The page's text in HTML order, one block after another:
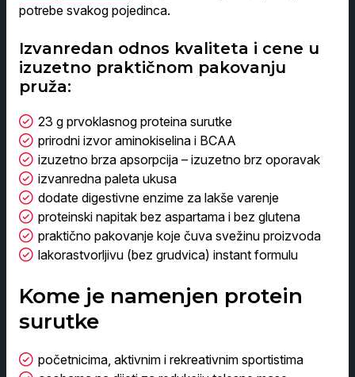
potrebe svakog pojedinca.
Izvanredan odnos kvaliteta i cene u
izuzetno praktičnom pakovanju
pruža:
23 g prvoklasnog proteina surutke
prirodni izvor aminokiselina i BCAA
izuzetno brza apsorpcija – izuzetno brz oporavak
izvanredna paleta ukusa
dodate digestivne enzime za lakše varenje
proteinski napitak bez aspartama i bez glutena
praktično pakovanje koje čuva svežinu proizvoda
lakorastvorljivu (bez grudvica) instant formulu
Kome je namenjen protein
surutke
početnicima, aktivnim i rekreativnim sportistima